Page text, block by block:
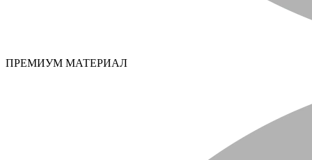
ПРЕМИУМ МАТЕРИАЛ